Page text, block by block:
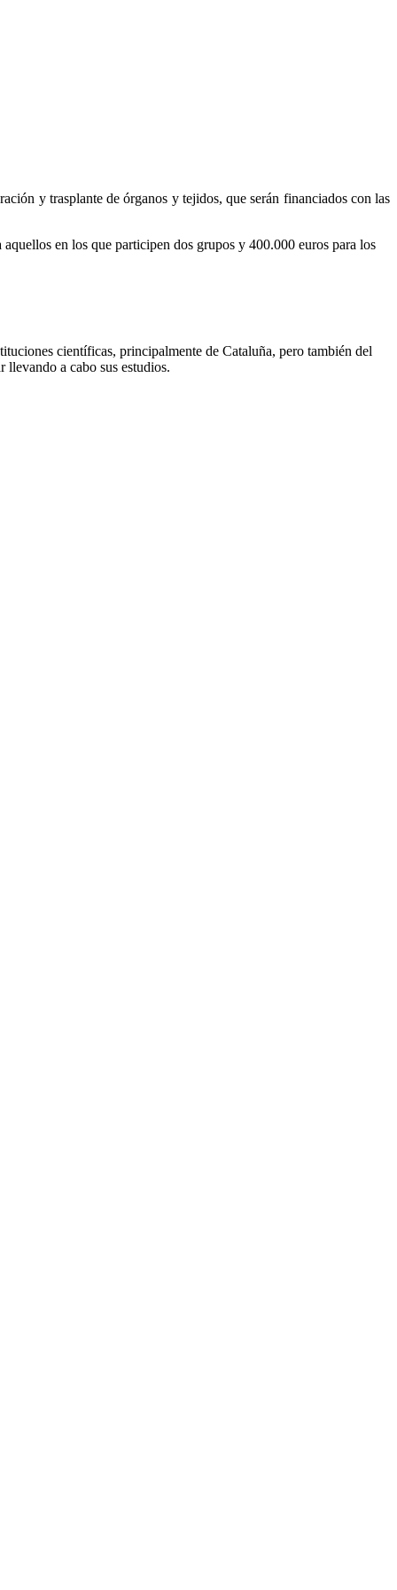
y trasplante de órganos y tejidos, que serán financiados con las
en los que participen dos grupos y 400.000 euros para los
científicas, principalmente de Cataluña, pero también del
a cabo sus estudios.